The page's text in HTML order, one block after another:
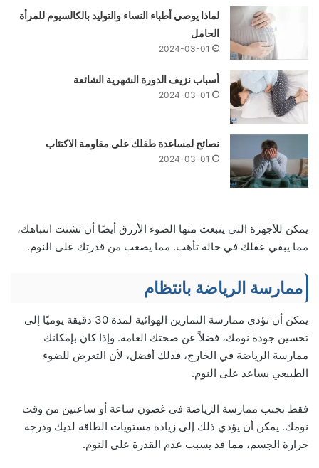
لماذا يوصي أطباء النساء والتوليد بالكالسيوم للمرأة
الحامل
2024-03-01
أسباب نزيف الدورة الشهرية الشائعة
2024-03-01
نصائح لمساعدة طفلك على مقاومة الاكتئاب
2024-03-01
يمكن للأجهزة التي ينبعث منها الضوء الأزرق أيضًا أن تشتت انتباهك،
مما يبقي عقلك في حالة تأهب. مما يصعب من قدرتك على النوم.
ممارسة الرياضة بانتظام
يمكن أن تؤدي ممارسة التمارين الهوائية لمدة 30 دقيقة يوميًا إلى
تحسين جودة نومك، فضلاً عن صحتك العامة. وإذا كان بإمكانك
ممارسة الرياضة في الخارج، فذلك أفضل، لأن التعرض للضوء
الطبيعي يساعد على النوم.
فقط تجنب ممارسة الرياضة في غضون ساعة أو ساعتين من وقت
نومك. يمكن أن يؤدي ذلك إلى زيادة مستويات الطاقة لديك ودرجة
حرارة الجسم، مما قد يسبب عدم القدرة على النوم.